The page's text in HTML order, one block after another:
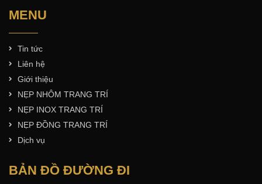
MENU
Tin tức
Liên hệ
Giới thiệu
NẸP NHÔM TRANG TRÍ
NẸP INOX TRANG TRÍ
NẸP ĐỒNG TRANG TRÍ
Dịch vụ
BẢN ĐỒ ĐƯỜNG ĐI